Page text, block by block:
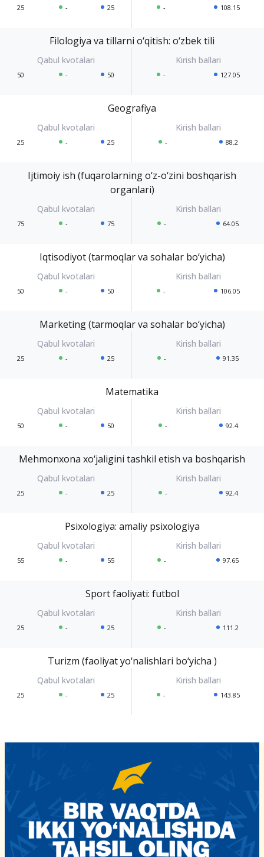
25 - 25 - 108.15
Filologiya va tillarni o‘qitish: o‘zbek tili
50 - 50 - 127.05
Geografiya
25 - 25 - 88.2
Ijtimoiy ish (fuqarolarning o‘z-o‘zini boshqarish
organlari)
75 - 75 - 64.05
Iqtisodiyot (tarmoqlar va sohalar bo‘yicha)
50 - 50 - 106.05
Marketing (tarmoqlar va sohalar bo‘yicha)
25 - 25 - 91.35
Matematika
50 - 50 - 92.4
Mehmonxona xo‘jaligini tashkil etish va boshqarish
25 - 25 - 92.4
Psixologiya: amaliy psixologiya
55 - 55 - 97.65
Sport faoliyati: futbol
25 - 25 - 111.2
Turizm (faoliyat yo‘nalishlari bo‘yicha )
25 - 25 - 143.85